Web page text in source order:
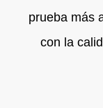
prueba más
con la